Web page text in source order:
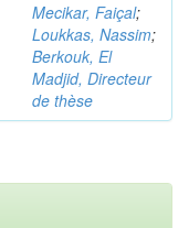
Mecikar, Faiçal;
Loukkas, Nassim;
Berkouk, El
Madjid, Directeur
de thèse